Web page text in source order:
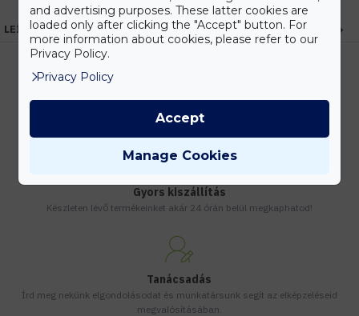
LEÍRÁS
Kedvezmények
Vásárolj nagyobb mennyiségben és megadjuk a legjobb gyártói árakat.
Gyors kiszállítás
Készleten lévő termékeinket akár 24 órán belül megkaphatod!
Tanácsadás
Írd meg nekünk elgondolásodat és munkatársunk segít az elképzeléseid
megvalósításában.
and advertising purposes. These latter cookies are
loaded only after clicking the "Accept" button. For
more information about cookies, please refer to our
Privacy Policy.
Privacy Policy
Manage Cookies
Accept